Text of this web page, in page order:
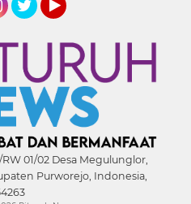
01/02 Desa Megulunglor,
Purworejo, Indonesia,